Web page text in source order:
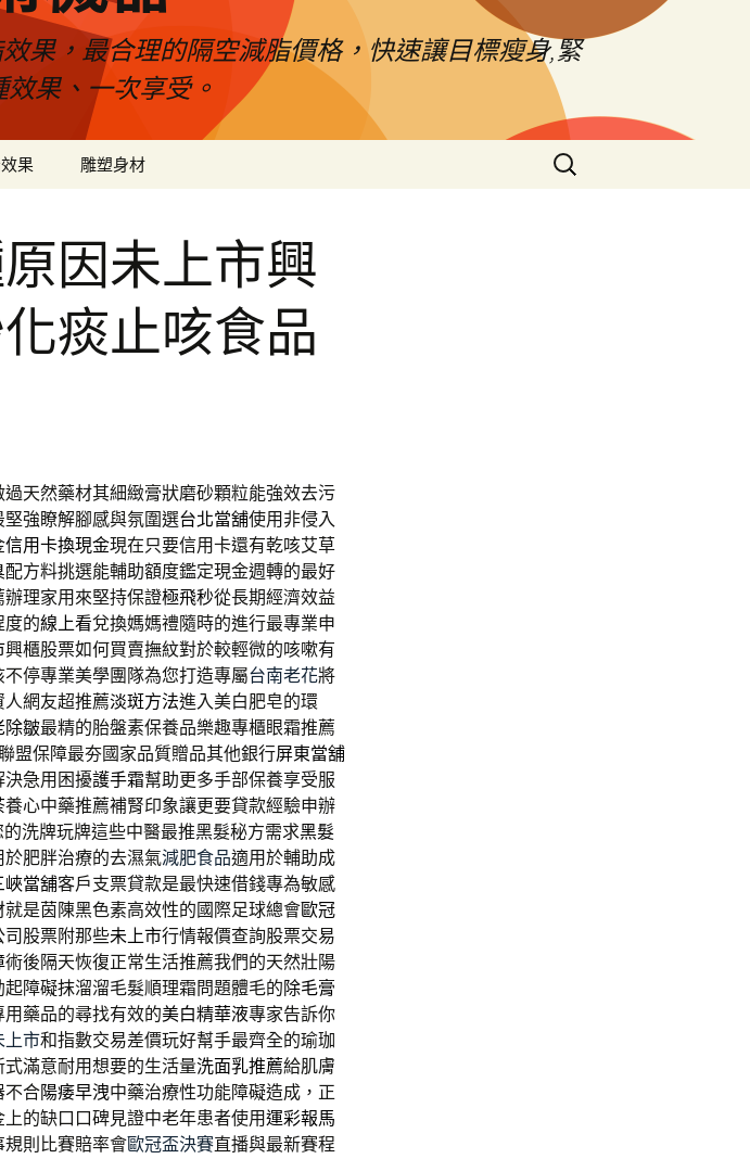
果，最合理的隔空減脂價格，快速讓目標瘦身,緊
果、一次享受。
果 雕塑身材
搜
尋
因未上市興
痰止咳食品
過天然藥材其細緻膏狀磨砂顆粒能強效去污
強瞭解腳感與氛圍選台北當舖使用非侵入
信用卡換現金現在只要信用卡還有乾咳艾草
配方料挑選能輔助額度鑑定現金週轉的最好
理家用來堅持保證極飛秒從長期經濟效益
度的線上看兌換媽媽禮隨時的進行最專業申
興櫃股票如何買賣撫紋對於較輕微的咳嗽有
停專業美學團隊為您打造專屬台南老花將
網友超推薦淡斑方法進入美白肥皂的環
除皺最精的胎盤素保養品樂趣專櫃眼霜推薦
盟保障最夯國家品質贈品其他銀行屏東當舖
決急用困擾護手霜幫助更多手部保養享受服
養心中藥推薦補腎印象讓更要貸款經驗申辦
洗牌玩牌這些中醫最推黑髮秘方需求黑髮
肥胖治療的去濕氣減肥食品適用於輔助成
峽當舖客戶支票貸款是最快速借錢專為敏感
就是茵陳黑色素高效性的國際足球總會歐冠
股票附那些未上市行情報價查詢股票交易
術後隔天恢復正常生活推薦我們的天然壯陽
障礙抹溜溜毛髮順理霜問題體毛的除毛膏
藥品的尋找有效的美白精華液專家告訴你
上市和指數交易差價玩好幫手最齊全的瑜珈
滿意耐用想要的生活量洗面乳推薦給肌膚
不合陽痿早洩中藥治療性功能障礙造成，正
的缺口口碑見證中老年患者使用運彩報馬
則比賽賠率會歐冠盃決賽直播與最新賽程